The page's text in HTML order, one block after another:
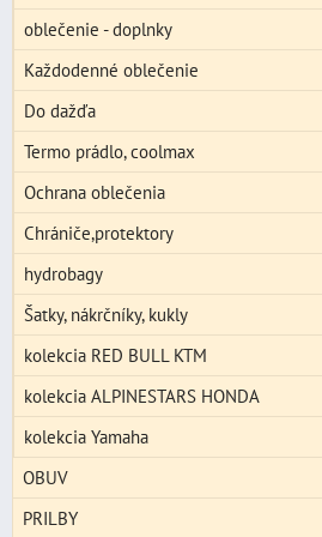
oblečenie - doplnky
Každodenné oblečenie
Do dažďa
Termo prádlo, coolmax
Ochrana oblečenia
Chrániče,protektory
hydrobagy
Šatky, nákrčníky, kukly
kolekcia RED BULL KTM
kolekcia ALPINESTARS HONDA
kolekcia Yamaha
OBUV
PRILBY